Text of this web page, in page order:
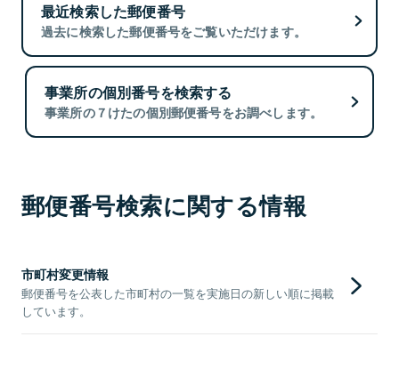
最近検索した郵便番号
過去に検索した郵便番号をご覧いただけます。
事業所の個別番号を検索する
事業所の７けたの個別郵便番号をお調べします。
郵便番号検索に関する情報
市町村変更情報
郵便番号を公表した市町村の一覧を実施日の新しい順に掲載
しています。